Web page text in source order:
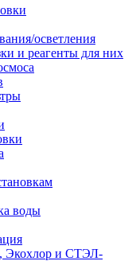
осветления
и реагенты для них
воды
Экохлор и СТЭЛ-